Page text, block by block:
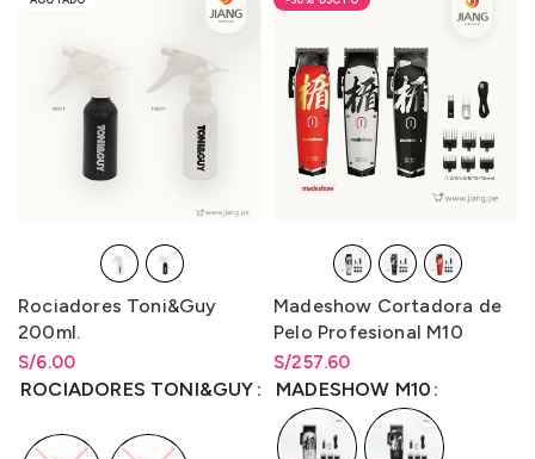
Rociadores Toni&Guy
200ml.
S/6.00
Rango de precios: desde
S/6.00hastaS/ 6.00
ROCIADORES TONI&GUY
Madeshow Cortadora de
Pelo Profesional M10
S/257.60
Rango de precios: desde
S/257.60hastaS/257.60
MADESHOW M10